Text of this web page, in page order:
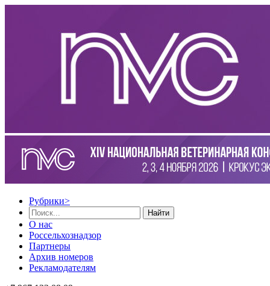
Рубрики>
Найти
О нас
Россельхознадзор
Партнеры
Архив номеров
Рекламодателям